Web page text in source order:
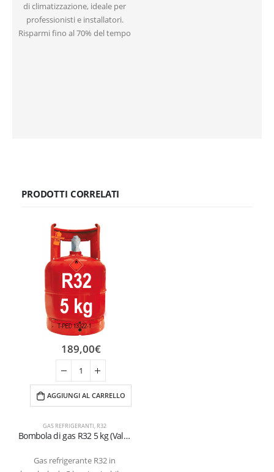
di climatizzazione, ideale per
professionisti e installatori.
Risparmi fino al 70% del tempo
PRODOTTI CORRELATI
GAS REFRIGERANTI, R32
Bombola di gas R32 5 kg (Valvola W21,7×1/14″) SX
Gas refrigerante R32 in
189,00€
AGGIUNGI AL CARRELLO